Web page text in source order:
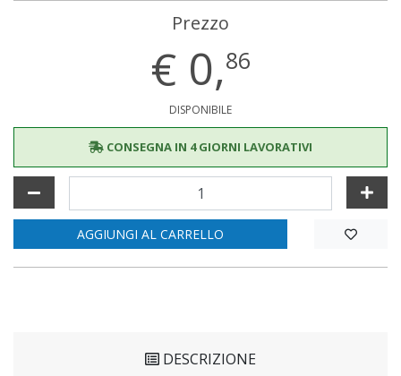
Prezzo
€ 0,86
DISPONIBILE
CONSEGNA IN 4 GIORNI LAVORATIVI
AGGIUNGI AL CARRELLO
DESCRIZIONE